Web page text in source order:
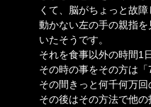
くて、脳がちょっと故
動かない左の手の親指
いたそうです。
それを食事以外の時間1
その時の事をその方は
その間きっと何千何万
その後はその方法で他の